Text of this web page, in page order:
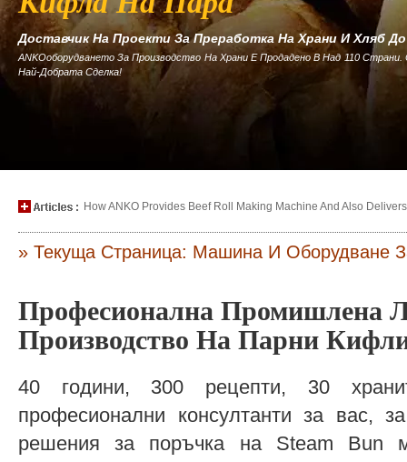
Доставчик На Проекти За Преработка На Храни И Хляб
ANKOоборудването За Производство На Храни Е Продадено В Над 110
Най-Добрата Сделка!
How ANKO Provides Beef Roll Making Machine And Also
» Текуща Страница: Машина И Оборудване
Професионална Промишлена
Производство На Парни
40 години, 300 рецепти, 30
професионални консултанти за вас,
решения за поръчка на Steam Bun